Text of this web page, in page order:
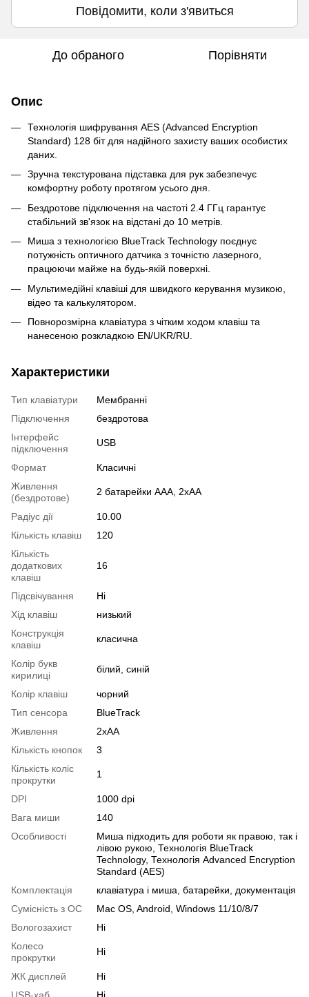
Повідомити, коли з'явиться
До обраного Порівняти
Опис
Технологія шифрування AES (Advanced Encryption
Standard) 128 біт для надійного захисту ваших особистих
даних.
Зручна текстурована підставка для рук забезпечує
комфортну роботу протягом усього дня.
Бездротове підключення на частоті 2.4 ГГц гарантує
стабільний зв'язок на відстані до 10 метрів.
Миша з технологією BlueTrack Technology поєднує
потужність оптичного датчика з точністю лазерного,
працюючи майже на будь-якій поверхні.
Мультимедійні клавіші для швидкого керування музикою,
відео та калькулятором.
Повнорозмірна клавіатура з чітким ходом клавіш та
нанесеною розкладкою EN/UKR/RU.
Характеристики
Тип клавіатури
Мембранні
Підключення
бездротова
Інтерфейс
підключення
USB
Формат
Класичні
Живлення
(бездротове)
2 батарейки ААА, 2xAA
Радіус дії
10.00
Кількість клавіш
120
Кількість
додаткових
клавіш
16
Підсвічування
Ні
Хід клавіш
низький
Конструкція
клавіш
класична
Колір букв
кирилиці
білий, синій
Колір клавіш
чорний
Тип сенсора
BlueTrack
Живлення
2xAA
Кількість кнопок
3
Кількість коліс
прокрутки
1
DPI
1000 dpi
Вага миши
140
Особливості
Миша підходить для роботи як правою, так і
лівою рукою, Технологія BlueTrack
Technology, Технологія Advanced Encryption
Standard (AES)
Комплектація
клавіатура і миша, батарейки, документація
Сумісність з ОС
Mac OS, Android, Windows 11/10/8/7
Вологозахист
Ні
Колесо
прокрутки
Ні
ЖК дисплей
Ні